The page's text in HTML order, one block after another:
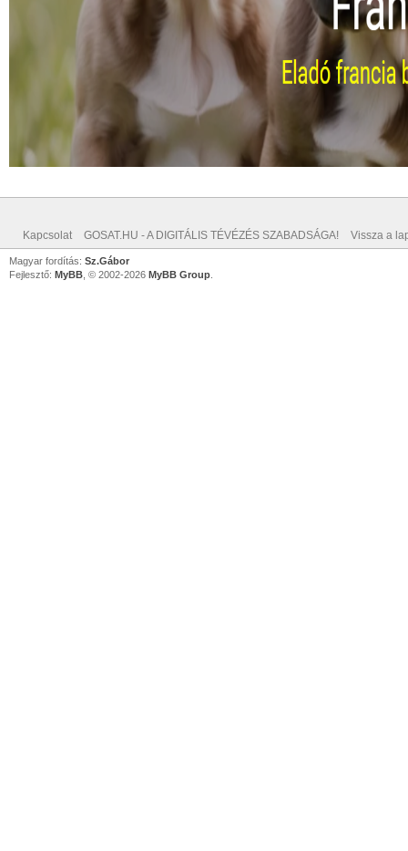
Kapcsolat GOSAT.HU - A DIGITÁLIS TÉVÉZÉS SZABADSÁGA! Vissza a
Magyar fordítás: Sz.Gábor
Fejlesztő: MyBB , © 2002-2026 MyBB Group